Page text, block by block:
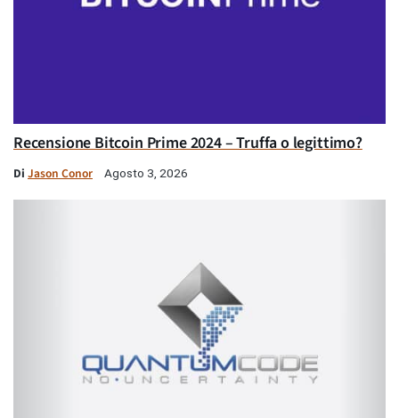
Recensione Bitcoin Prime 2024 – Truffa o legittimo?
Di Jason Conor Agosto 3, 2026